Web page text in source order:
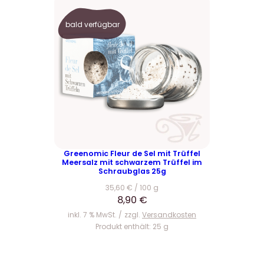
bald verfügbar
Greenomic Fleur de Sel mit Trüffel
Meersalz mit schwarzem Trüffel im
Schraubglas 25g
35,60 € / 100 g
8,90 €
inkl. 7 % MwSt. zzgl. Versandkosten
Produkt enthält: 25 g